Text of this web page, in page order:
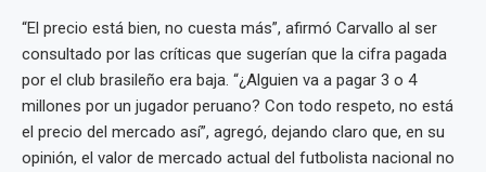
“El precio está bien, no cuesta más”, afirmó Carvallo al ser
consultado por las críticas que sugerían que la cifra pagada
por el club brasileño era baja. “¿Alguien va a pagar 3 o 4
millones por un jugador peruano? Con todo respeto, no está
el precio del mercado así”, agregó, dejando claro que, en su
opinión, el valor de mercado actual del futbolista nacional no